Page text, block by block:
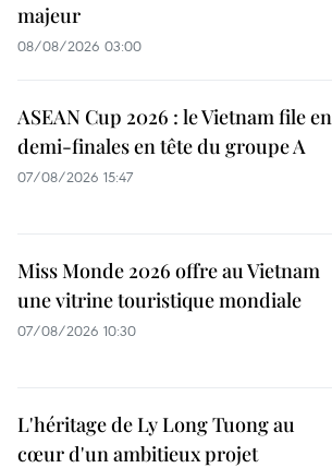
majeur
08/08/2026 03:00
ASEAN Cup 2026 : le Vietnam file en
demi-finales en tête du groupe A
07/08/2026 15:47
Miss Monde 2026 offre au Vietnam
une vitrine touristique mondiale
07/08/2026 10:30
L'héritage de Ly Long Tuong au
cœur d'un ambitieux projet